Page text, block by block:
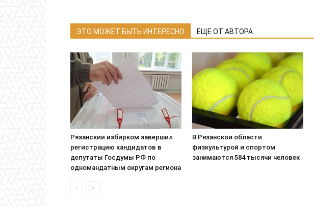
ЭТО МОЖЕТ БЫТЬ ИНТЕРЕСНО ЕЩЕ ОТ АВТОРА
Рязанский избирком завершил
регистрацию кандидатов в
депутаты Госдумы РФ по
одномандатным округам региона
В Рязанской области
физкультурой и спортом
занимаются 584 тысячи человек